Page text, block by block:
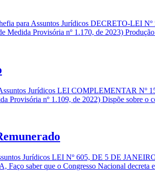
para Assuntos Jurídicos DECRETO-LEI
Medida Provisória nº 1.170, de 2023)
Jurídicos LEI COMPLEMENTAR Nº
Provisória nº 1.109, de 2022) Dispõe sobre o
Jurídicos LEI Nº 605, DE 5 DE
saber que o Congresso Nacional decreta